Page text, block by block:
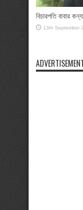
বিচারপতি বাবার
13th September